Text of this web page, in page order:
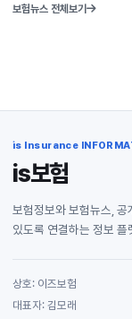
보험뉴스 전체보기
is Insurance
is보험
보험정보와 보험뉴스, 공
있도록 연결하는 정보
상호: 이즈보험
대표자: 김모래